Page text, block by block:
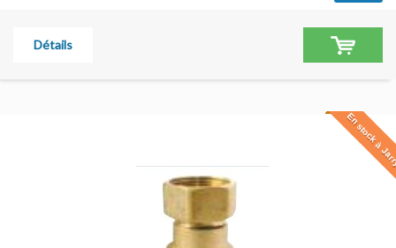
Détails
En stock à